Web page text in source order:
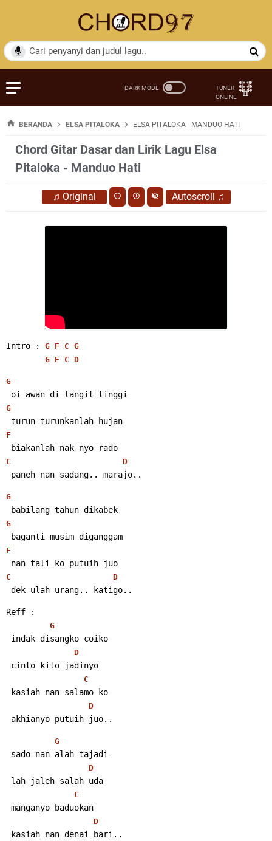
BERANDA ELSA PITALOKA ELSA PITALOKA - MANDUO HATI
Chord Gitar Dasar dan Lirik Lagu Elsa
Pitaloka - Manduo Hati
♫ Original Autoscroll ♫
Intro : G F C G
G F C D
G
oi awan di langit tinggi
G
turun-turunkanlah hujan
F
biakanlah nak nyo rado
C D
paneh nan sadang.. marajo..
G
babilang tahun dikabek
G
baganti musim diganggam
F
nan tali ko putuih juo
C D
dek ulah urang.. katigo..
Reff :
G
indak disangko coiko
D
cinto kito jadinyo
C
kasiah nan salamo ko
D
akhianyo putuih juo..
G
sado nan alah tajadi
D
lah jaleh salah uda
C
manganyo baduokan
D
kasiah nan denai bari..